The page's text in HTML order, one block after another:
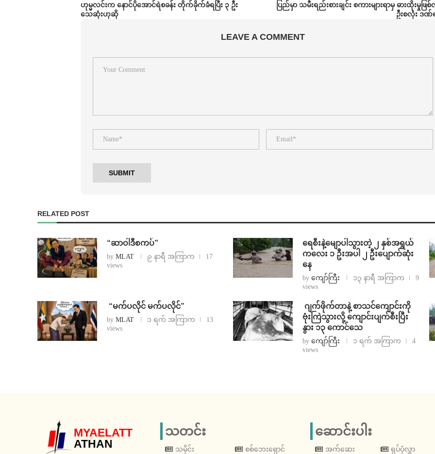
ဟုမ္မလင်းက နောင်ပိုအောင်ရဲစခန်း တိုက်ခိုက်ခံရပြီး ၃ ဦး
သေဆုံးဟုဆို
ပြည်မှာ သမီးရည်းစားချင်း စကားများရာမှ ဓားထိုးမှုဖြ
ဦးစလုံး ဒဏ်
LEAVE A COMMENT
RELATED POST
“ဆာဝါဒီစကပ်”
by MLAT ၉ နာရီ အကြာက
17
views
ရေစီးနဲ့မျောပါသွားတဲ့ ၂ နှစ်အရွယ်
ကလေး ၁ ဦးအပါ ၂ ဦးပျောက်ဆုံး
နေ
by ကျော်ကြီး ၁၃ နာရီ အကြာက
9
views
⁨ ⁨“မက်ပလိုင် မက်ပလိုင်”
by MLAT ၁ ရက် အကြာက
13
views
⁨⁩ ⁨ဂျက်ဖိုက်တာနဲ့ စာသင်ကျောင်းကို
ဗုံးကြဲသွားလို့ ကျောင်းပျက်စီးပြီး
နွား ၁၃ ကောင်သေ
by ကျော်ကြီး ၁ ရက် အကြာက
4
views
MYAELATT
ATHAN
သတင်း
သမိုင်း စစ်ဘေးရှောင်
ဆောင်းပါး
အက်ဆေး ရုပ်ပုံလွှာ